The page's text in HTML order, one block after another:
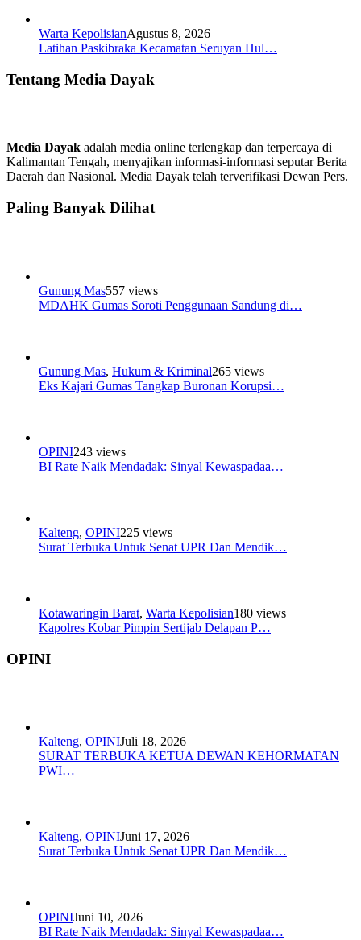
Warta KepolisianAgustus 8, 2026
Latihan Paskibraka Kecamatan Seruyan Hul…
Tentang Media Dayak
Media Dayak adalah media online terlengkap dan terpercaya di
Kalimantan Tengah, menyajikan informasi-informasi seputar Berita
Daerah dan Nasional. Media Dayak telah terverifikasi Dewan Pers.
Paling Banyak Dilihat
Gunung Mas557 views
MDAHK Gumas Soroti Penggunaan Sandung di…
Gunung Mas, Hukum & Kriminal265 views
Eks Kajari Gumas Tangkap Buronan Korupsi…
OPINI243 views
BI Rate Naik Mendadak: Sinyal Kewaspadaa…
Kalteng, OPINI225 views
Surat Terbuka Untuk Senat UPR Dan Mendik…
Kotawaringin Barat, Warta Kepolisian180 views
Kapolres Kobar Pimpin Sertijab Delapan P…
OPINI
Kalteng, OPINIJuli 18, 2026
SURAT TERBUKA KETUA DEWAN KEHORMATAN
PWI…
Kalteng, OPINIJuni 17, 2026
Surat Terbuka Untuk Senat UPR Dan Mendik…
OPINIJuni 10, 2026
BI Rate Naik Mendadak: Sinyal Kewaspadaa…